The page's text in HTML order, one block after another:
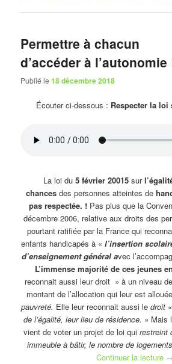
Permettre à chacun
d’accéder à l’autonomie
Publié le18 décembre 2018
Écouter ci-dessous : Respecter la
La loi du 5 février 20015 sur
chancesdes personnes atteintes de
pas respectée. ! Pas plus que la
décembre 2006, relative aux droits des
pourtant ratifiée par la France qui
enfants handicapés à « l’insertion
d’enseignement général avec
L’immense majorité de ces jeunes
reconnait aussi leur droit » à un niveau
montant de l’allocation qui leur est
pauvreté. Elle leur reconnait aussi le droit
de l’égalité, leur lieu de résidence. » Mais
vient de voter un projet de loi qui restreint
immeuble à bâtir, le nombre de
Continuer la lecture